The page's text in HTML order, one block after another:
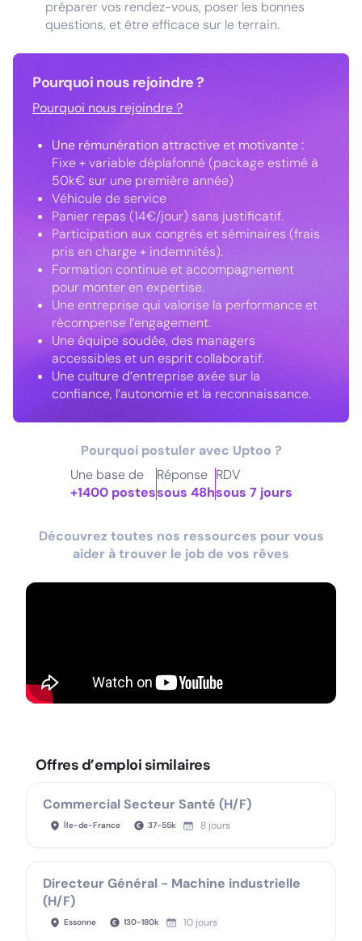
préparer vos rendez-vous, poser les bonnes
questions, et être efficace sur le terrain.
Pourquoi nous rejoindre ?
Pourquoi nous rejoindre ?
Une rémunération attractive et motivante :
Fixe + variable déplafonné (package estimé à
50k€ sur une première année)
Véhicule de service
Panier repas (14€/jour) sans justificatif.
Participation aux congrès et séminaires (frais
pris en charge + indemnités).
Formation continue et accompagnement
pour monter en expertise.
Une entreprise qui valorise la performance et
récompense l’engagement.
Une équipe soudée, des managers
accessibles et un esprit collaboratif.
Une culture d’entreprise axée sur la
confiance, l’autonomie et la reconnaissance.
Pourquoi postuler avec Uptoo ?
Une base de
+1400 postes
Réponse
sous 48h
RDV
sous 7 jours
Découvrez toutes nos ressources pour vous
aider à trouver le job de vos rêves
Offres d’emploi similaires
Commercial Secteur Santé (H/F)
Île-de-France 37-55k 8 jours
Directeur Général - Machine industrielle
(H/F)
Essonne 130-180k 10 jours